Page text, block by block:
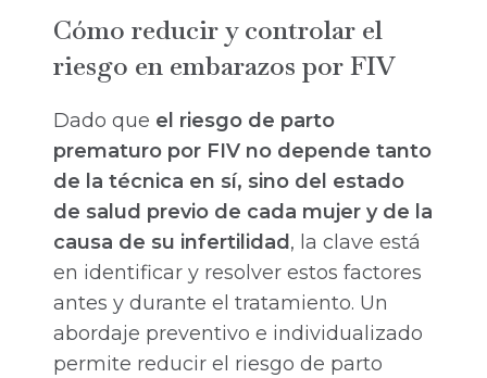
Cómo reducir y controlar el
riesgo en embarazos por FIV
Dado que el riesgo de parto
prematuro por FIV no depende tanto
de la técnica en sí, sino del estado
de salud previo de cada mujer y de la
causa de su infertilidad, la clave está
en identificar y resolver estos factores
antes y durante el tratamiento. Un
abordaje preventivo e individualizado
permite reducir el riesgo de parto